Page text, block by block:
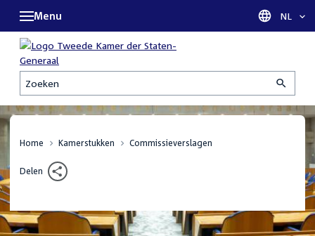
Zoeken
Menu Taal
NL
Home Kamerstukken Commissieverslagen
Delen